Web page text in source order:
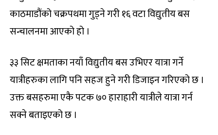
काठमाडौंको चक्रपथमा गुड्ने गरी १६ वटा विद्युतीय बस
सन्चालनमा आएको हो ।
३३ सिट क्षमताका नयाँ विद्युतीय बस उभिएर यात्रा गर्ने
यात्रीहरुका लागि पनि सहज हुने गरी डिजाइन गरिएको छ ।
उक्त बसहरुमा एकै पटक ७० हाराहारी यात्रीले यात्रा गर्न
सक्ने बताइएको छ ।